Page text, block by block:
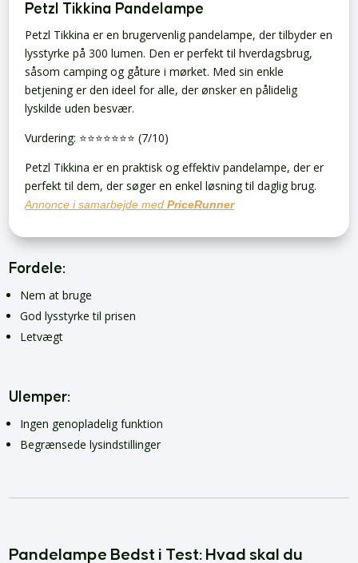
Petzl Tikkina Pandelampe
Petzl Tikkina er en brugervenlig pandelampe, der tilbyder en
lysstyrke på 300 lumen. Den er perfekt til hverdagsbrug,
såsom camping og gåture i mørket. Med sin enkle
betjening er den ideel for alle, der ønsker en pålidelig
lyskilde uden besvær.
Vurdering: ⭐️⭐️⭐️⭐️⭐️⭐️⭐️ (7/10)
Petzl Tikkina er en praktisk og effektiv pandelampe, der er
perfekt til dem, der søger en enkel løsning til daglig brug.
Annonce i samarbejde medPriceRunner
Fordele:
Nem at bruge
God lysstyrke til prisen
Letvægt
Ulemper:
Ingen genopladelig funktion
Begrænsede lysindstillinger
Pandelampe Bedst i Test: Hvad skal du